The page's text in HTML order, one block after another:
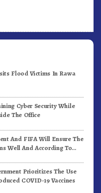
Flood Victims In Rawa
Cyber Security While
The Office
And FIFA Will Ensure The
Well And According To
Prioritizes The Use
COVID-19 Vaccines